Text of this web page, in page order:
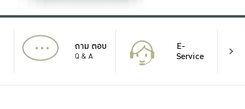
... ถาม ตอบ
Q & A
E-
Service